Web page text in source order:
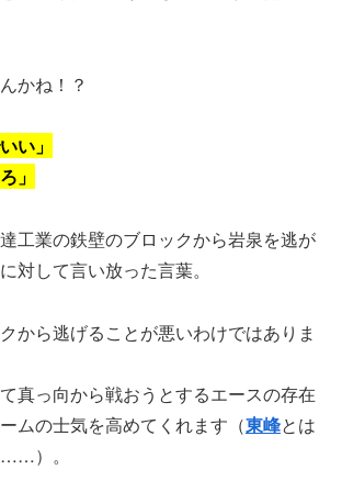
かね！？
い」
」
工業の鉄壁のブロックから岩泉を逃が
対して言い放った言葉。
から逃げることが悪いわけではありま
真っ向から戦おうとするエースの存在
ムの士気を高めてくれます（東峰とは
）。